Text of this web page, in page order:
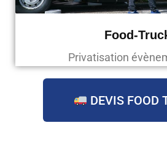
Food-
Privatisation
DEVIS FOOD